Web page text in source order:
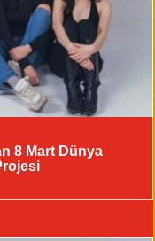
8 Mart Dünya